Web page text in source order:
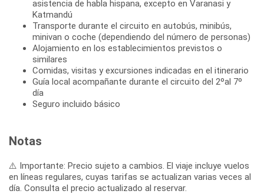
asistencia de habla hispana, excepto en Varanasi y
Katmandú
Transporte durante el circuito en autobús, minibús,
minivan o coche (dependiendo del número de personas)
Alojamiento en los establecimientos previstos o
similares
Comidas, visitas y excursiones indicadas en el itinerario
Guía local acompañante durante el circuito del 2ºal 7º
día
Seguro incluido básico
Notas
⚠️ Importante: Precio sujeto a cambios. El viaje incluye vuelos
en líneas regulares, cuyas tarifas se actualizan varias veces al
día. Consulta el precio actualizado al reservar.